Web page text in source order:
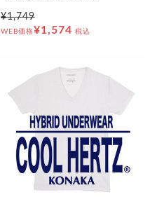
¥1,749
WEB価格¥1,574 税込